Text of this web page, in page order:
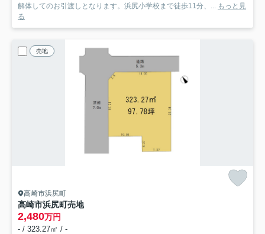
解体してのお引渡しとなります。浜尻小学校まで徒歩11分、...
もっと見
る
売地
高崎市浜尻町
高崎市浜尻町売地
2,480万円
- / 323.27㎡ / -